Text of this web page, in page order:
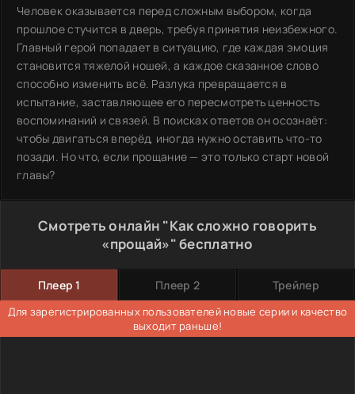
Человек оказывается перед сложным выбором, когда
прошлое стучится в дверь, требуя принятия неизбежного.
Главный герой попадает в ситуацию, где каждая эмоция
становится тяжелой ношей, а каждое сказанное слово
способно изменить всё. Разлука превращается в
испытание, заставляющее его пересмотреть ценность
воспоминаний и связей. В поисках ответов он осознаёт:
чтобы двигаться вперёд, иногда нужно оставить что-то
позади. Но что, если прощание — это только старт новой
главы?
Смотреть онлайн "Как сложно говорить
«прощай»" бесплатно
Плеер 1 Плеер 2 Трейлер
Для зарегистрированных пользователей новые серии и качество
выходит раньше!